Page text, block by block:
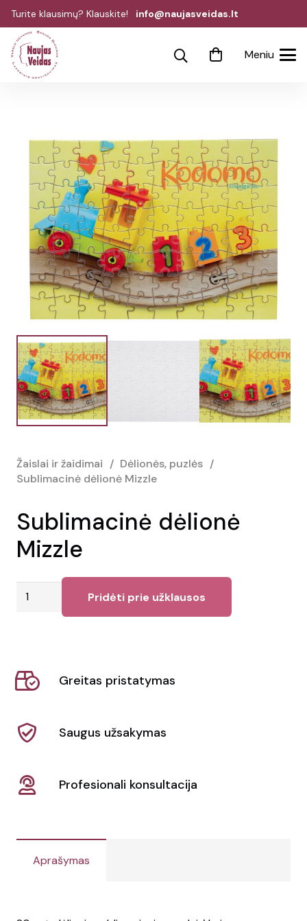
Turite klausimų? Klauskite! info@naujasveidas.lt
Meniu
Žaislai ir žaidimai / Dėlionės, puzlės /
Sublimacinė dėlionė Mizzle
Sublimacinė dėlionė
Mizzle
produkto
Pridėti prie užklausos
Greitas pristatymas
Saugus užsakymas
Profesionali konsultacija
Aprašymas